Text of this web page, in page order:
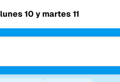
lunes 10 y martes 11